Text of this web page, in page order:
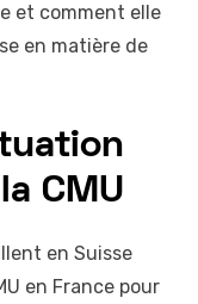
et comment elle
en matière de
CMU
en Suisse
en France pour